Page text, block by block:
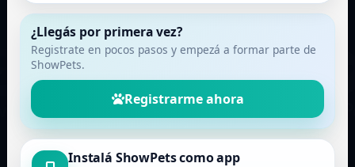
¿Llegás por primera vez?
Registrate en pocos pasos y empezá a formar parte de
ShowPets.
Registrarme ahora
Instalá ShowPets como app